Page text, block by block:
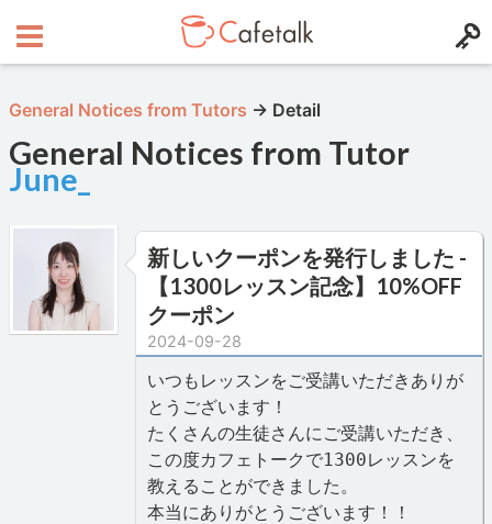
General Notices from Tutors → Detail
General Notices from Tutor
June_
新しいクーポンを発行しました -
【1300レッスン記念】10%OFF
クーポン
2024-09-28
いつもレッスンをご受講いただきありが
とうございます！
たくさんの生徒さんにご受講いただき、
この度カフェトークで1300レッスンを
教えることができました。
本当にありがとうございます！！